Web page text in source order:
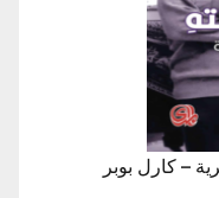
– كارل بوبر